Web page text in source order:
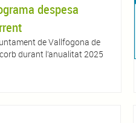
despesa
de Vallfogona de
durant l’anualitat 2025